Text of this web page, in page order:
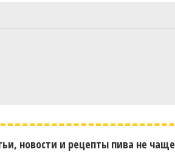
новости и рецепты пива не чаще